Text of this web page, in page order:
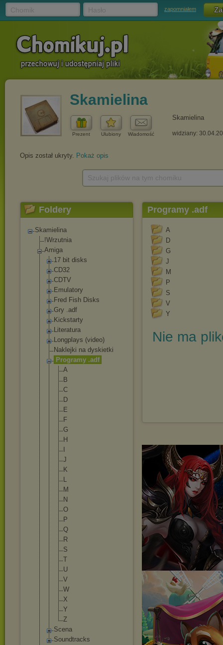
zapomniałem
Skamielina
Prezent Ulubiony Wiadomość
Skamielina
widziany:
Opis został ukryty. Pokaż opis
Foldery
Skamielina
!Wrzutnia
Amiga
17 bit disks
CD32
CDTV
Emulatory
Fred Fish Disks
Gry .adf
Kickstarty
Literatura
Longplays (video)
Naklejki na dyskietki
Programy .adf
A
B
C
D
E
F
G
H
J
K
L
M
N
O
P
Q
R
S
T
U
V
W
X
Y
Z
Scena
Soundtracks
Programy .adf
A
D
G
J
M
P
S
V
Y
Nie ma